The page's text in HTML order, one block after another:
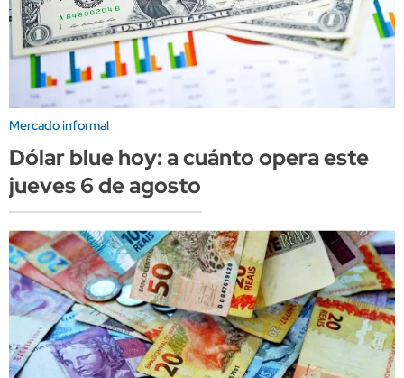
Mercado informal
Dólar blue hoy: a cuánto opera este
jueves 6 de agosto